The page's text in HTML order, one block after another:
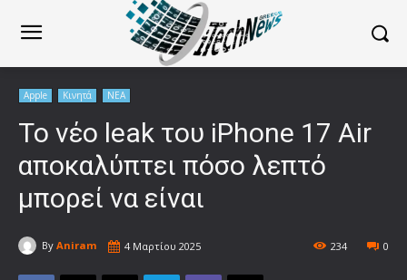
Apple Κινητά ΝΕΑ
To νέο leak του iPhone 17 Air
αποκαλύπτει πόσο λεπτό
μπορεί να είναι
By Aniram 4 Μαρτίου 2025 0
234